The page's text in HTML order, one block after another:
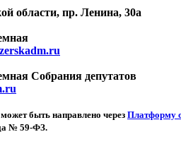
области, пр. Ленина, 30а
Собрания депутатов
быть направлено через Платформу
№ 59-ФЗ.